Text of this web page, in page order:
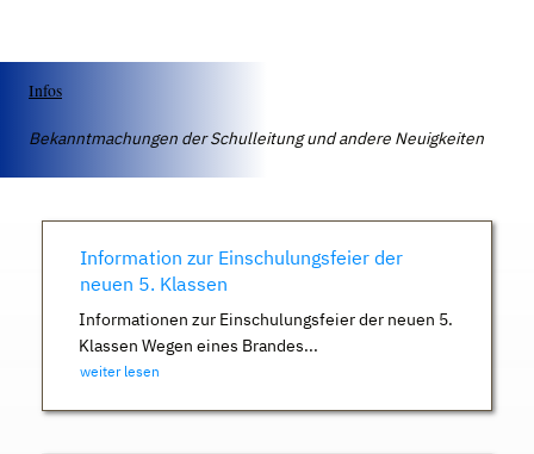
Infos
Bekanntmachungen der Schulleitung und andere Neuigkeiten
Information zur Einschulungsfeier der
neuen 5. Klassen
Informationen zur Einschulungsfeier der neuen 5.
Klassen Wegen eines Brandes...
weiter lesen